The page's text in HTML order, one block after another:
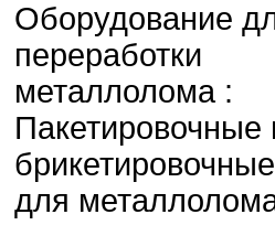
Оборудование
переработки
металлолома :
Пакетировочные
для